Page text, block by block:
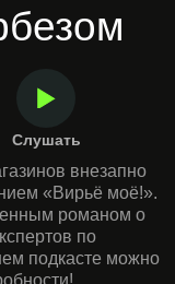
внезапно
«Вирьё моё!».
романом о
по
подкасте можно
Слушать